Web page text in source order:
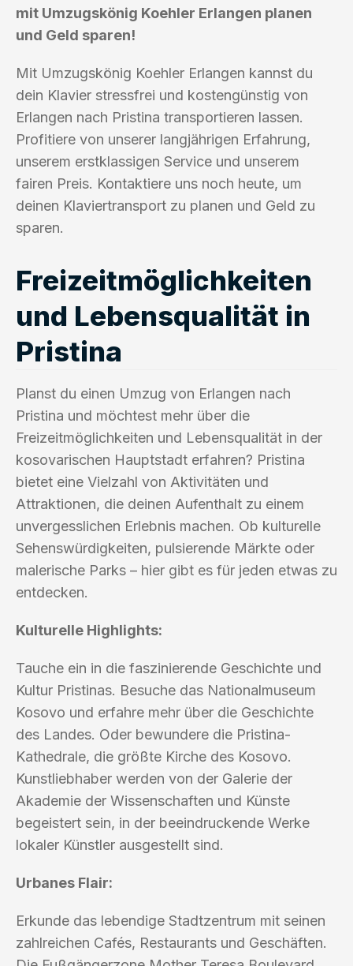
mit Umzugskönig Koehler Erlangen planen
und Geld sparen!
Mit Umzugskönig Koehler Erlangen kannst du
dein Klavier stressfrei und kostengünstig von
Erlangen nach Pristina transportieren lassen.
Profitiere von unserer langjährigen Erfahrung,
unserem erstklassigen Service und unserem
fairen Preis. Kontaktiere uns noch heute, um
deinen Klaviertransport zu planen und Geld zu
sparen.
Freizeitmöglichkeiten
und Lebensqualität in
Pristina
Planst du einen Umzug von Erlangen nach
Pristina und möchtest mehr über die
Freizeitmöglichkeiten und Lebensqualität in der
kosovarischen Hauptstadt erfahren? Pristina
bietet eine Vielzahl von Aktivitäten und
Attraktionen, die deinen Aufenthalt zu einem
unvergesslichen Erlebnis machen. Ob kulturelle
Sehenswürdigkeiten, pulsierende Märkte oder
malerische Parks – hier gibt es für jeden etwas zu
entdecken.
Kulturelle Highlights:
Tauche ein in die faszinierende Geschichte und
Kultur Pristinas. Besuche das Nationalmuseum
Kosovo und erfahre mehr über die Geschichte
des Landes. Oder bewundere die Pristina-
Kathedrale, die größte Kirche des Kosovo.
Kunstliebhaber werden von der Galerie der
Akademie der Wissenschaften und Künste
begeistert sein, in der beeindruckende Werke
lokaler Künstler ausgestellt sind.
Urbanes Flair:
Erkunde das lebendige Stadtzentrum mit seinen
zahlreichen Cafés, Restaurants und Geschäften.